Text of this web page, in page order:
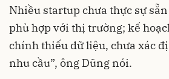
Nhiều startup chưa thực sự
phù hợp với thị trường; kế
chính thiếu dữ liệu, chưa xác
nhu cầu”, ông Dũng nói.